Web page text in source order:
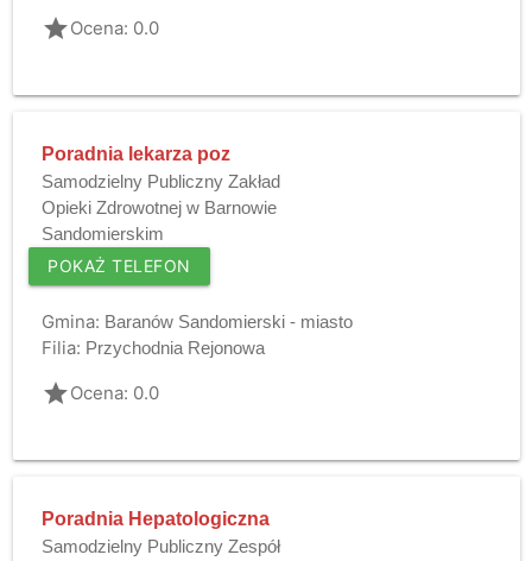
gradeOcena: 0.0
Poradnia lekarza poz
Samodzielny Publiczny Zakład
Opieki Zdrowotnej w Barnowie
Sandomierskim
POKAŻ TELEFON
Gmina: Baranów Sandomierski - miasto
Filia: Przychodnia Rejonowa
gradeOcena: 0.0
Poradnia Hepatologiczna
Samodzielny Publiczny Zespół